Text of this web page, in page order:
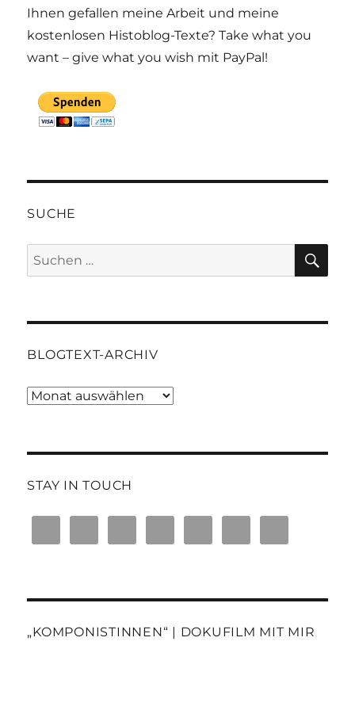
Ihnen gefallen meine Arbeit und meine
kostenlosen Histoblog-Texte? Take what you
want – give what you wish mit PayPal!
SUCHE
Suchen
nach:
BLOGTEXT-ARCHIV
Blogtext-
STAY IN TOUCH
„KOMPONISTINNEN“ | DOKUFILM MIT MIR